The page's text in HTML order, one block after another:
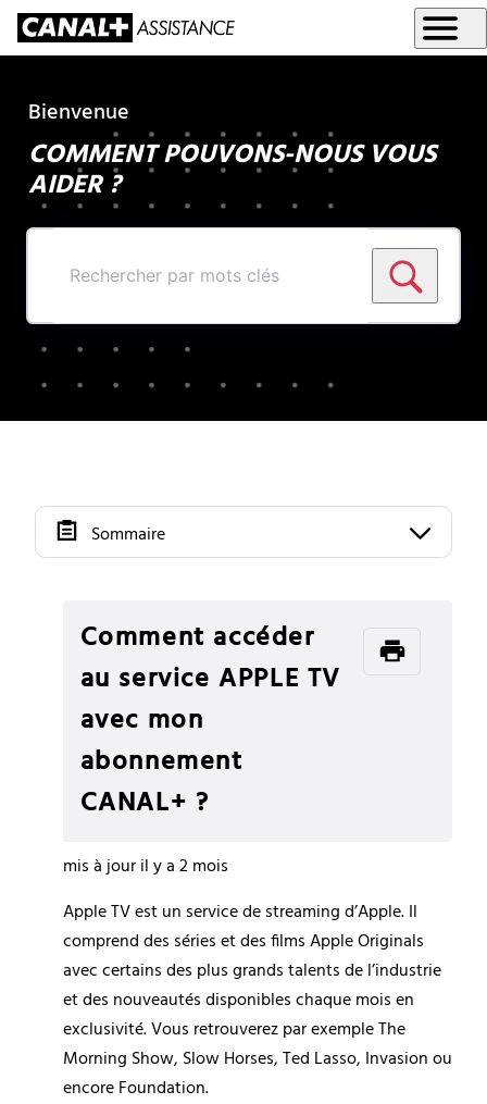
Bienvenue
COMMENT POUVONS-NOUS VOUS
AIDER ?
Rechercher
par
mots
Sommaire
Comment accéder
au service APPLE TV
avec mon
abonnement
CANAL+ ?
mis à jour il y a 2 mois
Apple TV est un service de streaming d’Apple. Il
comprend des séries et des films Apple Originals
avec certains des plus grands talents de l’industrie
et des nouveautés disponibles chaque mois en
exclusivité. Vous retrouverez par exemple The
Morning Show, Slow Horses, Ted Lasso, Invasion ou
encore Foundation.